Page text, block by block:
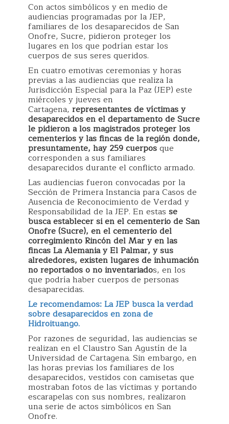
Con actos simbólicos y en medio de
audiencias programadas por la JEP,
familiares de los desaparecidos de San
Onofre, Sucre, pidieron proteger los
lugares en los que podrían estar los
cuerpos de sus seres queridos.
En cuatro emotivas ceremonias y horas
previas a las audiencias que realiza la
Jurisdicción Especial para la Paz (JEP) este
miércoles y jueves en
Cartagena, representantes de víctimas y
desaparecidos en el departamento de Sucre
le pidieron a los magistrados proteger los
cementerios y las fincas de la región donde,
presuntamente, hay 259 cuerposque
corresponden a sus familiares
desaparecidos durante el conflicto armado.
Las audiencias fueron convocadas por la
Sección de Primera Instancia para Casos de
Ausencia de Reconocimiento de Verdad y
Responsabilidad de la JEP. En estas se
busca establecer si en el cementerio de San
Onofre (Sucre), en el cementerio del
corregimiento Rincón del Mar y en las
fincas La Alemania y El Palmar, y sus
alrededores, existen lugares de inhumación
no reportados o no inventariados, en los
que podría haber cuerpos de personas
desaparecidas.
Le recomendamos: La JEP busca la verdad
sobre desaparecidos en zona de
Hidroituango.
Por razones de seguridad, las audiencias se
realizan en el Claustro San Agustín de la
Universidad de Cartagena. Sin embargo, en
las horas previas los familiares de los
desaparecidos, vestidos con camisetas que
mostraban fotos de las víctimas y portando
escarapelas con sus nombres, realizaron
una serie de actos simbólicos en San
Onofre.